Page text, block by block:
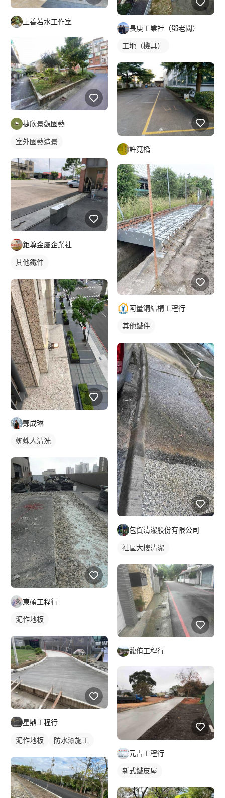
上善若水工作室
捷欣景觀園藝
室外園藝造景
鉅尊金屬企業社
其他鐵件
鄭成琳
蜘蛛人清洗
東碩工程行
泥作地板
星鼎工程行
泥作地板 防水漆施工
長庚工業社（鄧老闆）
工地（機具）
許筧橋
阿量鋼結構工程行
其他鐵件
包賀清潔股份有限公司
社區大樓清潔
馥侑工程行
元吉工程行
新式鐵皮屋